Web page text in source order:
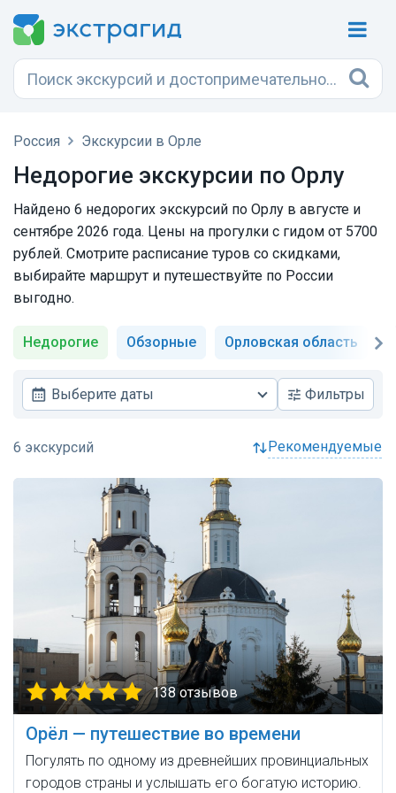
Россия Экскурсии в Орле
Недорогие экскурсии по Орлу
Найдено 6 недорогих экскурсий по Орлу в августе и
сентябре 2026 года. Цены на прогулки с гидом от 5700
рублей. Смотрите расписание туров со скидками,
выбирайте маршрут и путешествуйте по России
выгодно.
Недорогие Обзорные Орловская область
Выберите даты Фильтры
рекомендуемые
138 отзывов
Орёл — путешествие во времени
Погулять по одному из древнейших провинциальных
городов страны и услышать его богатую историю.